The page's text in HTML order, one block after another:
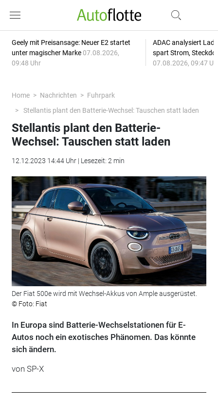
Geely mit Preisansage: Neuer E2 startet
unter magischer Marke 07.08.2026,
09:48 Uhr
ADAC analysiert
spart Strom,
07.08.2026, 09:47
Home Nachrichten
Fuhrpark
Stellantis plant den Batterie-Wechsel: Tauschen statt laden
Stellantis plant den Batterie-
Wechsel: Tauschen statt laden
12.12.2023 14:44 Uhr | Lesezeit: 2 min
Der Fiat 500e wird mit Wechsel-Akkus von Ample ausgerüstet.
© Foto: Fiat
In Europa sind Batterie-Wechselstationen für E-
Autos noch ein exotisches Phänomen. Das könnte
sich ändern.
von SP-X